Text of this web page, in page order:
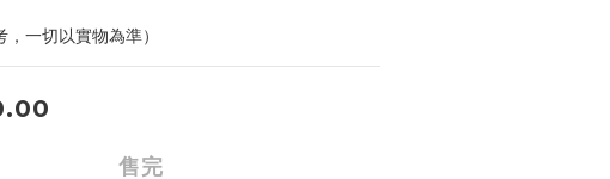
一切以實物為準）
售完